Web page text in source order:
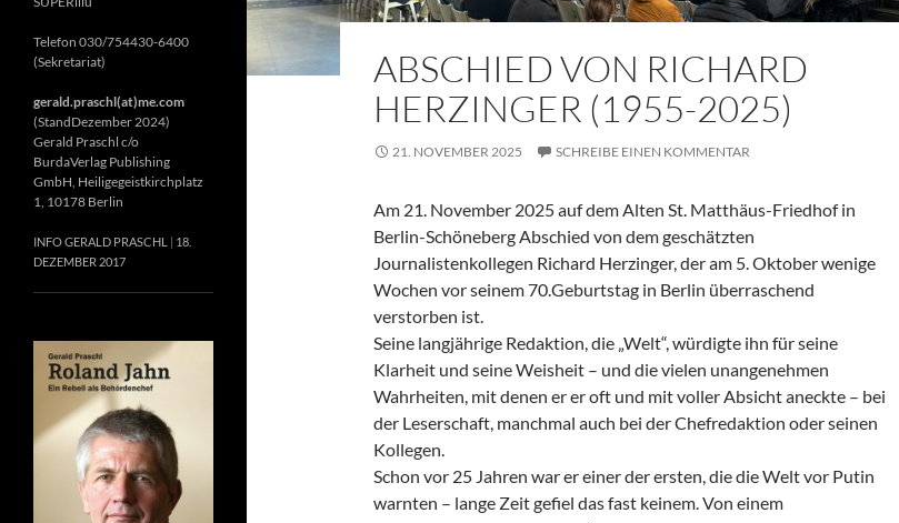
ABSCHIED VON RICHARD
HERZINGER (1955-2025)
21. NOVEMBER 2025 SCHREIBE EINEN KOMMENTAR
Am 21. November 2025 auf dem Alten St. Matthäus-Friedhof in
Berlin-Schöneberg Abschied von dem geschätzten
Journalistenkollegen Richard Herzinger, der am 5. Oktober wenige
Wochen vor seinem 70.Geburtstag in Berlin überraschend
verstorben ist.
Seine langjährige Redaktion, die „Welt“, würdigte ihn für seine
Klarheit und seine Weisheit – und die vielen unangenehmen
Wahrheiten, mit denen er er oft und mit voller Absicht aneckte – bei
der Leserschaft, manchmal auch bei der Chefredaktion oder seinen
Kollegen.
Schon vor 25 Jahren war er einer der ersten, die die Welt vor Putin
warnten – lange Zeit gefiel das fast keinem. Von einem
Telefon 030/754430-6400
(Sekretariat)
gerald.praschl(at)me.com
(StandDezember 2024)
Gerald Praschl c/o
BurdaVerlag Publishing
GmbH, Heiligegeistkirchplatz
1, 10178 Berlin
INFO GERALD PRASCHL
18.
DEZEMBER 2017